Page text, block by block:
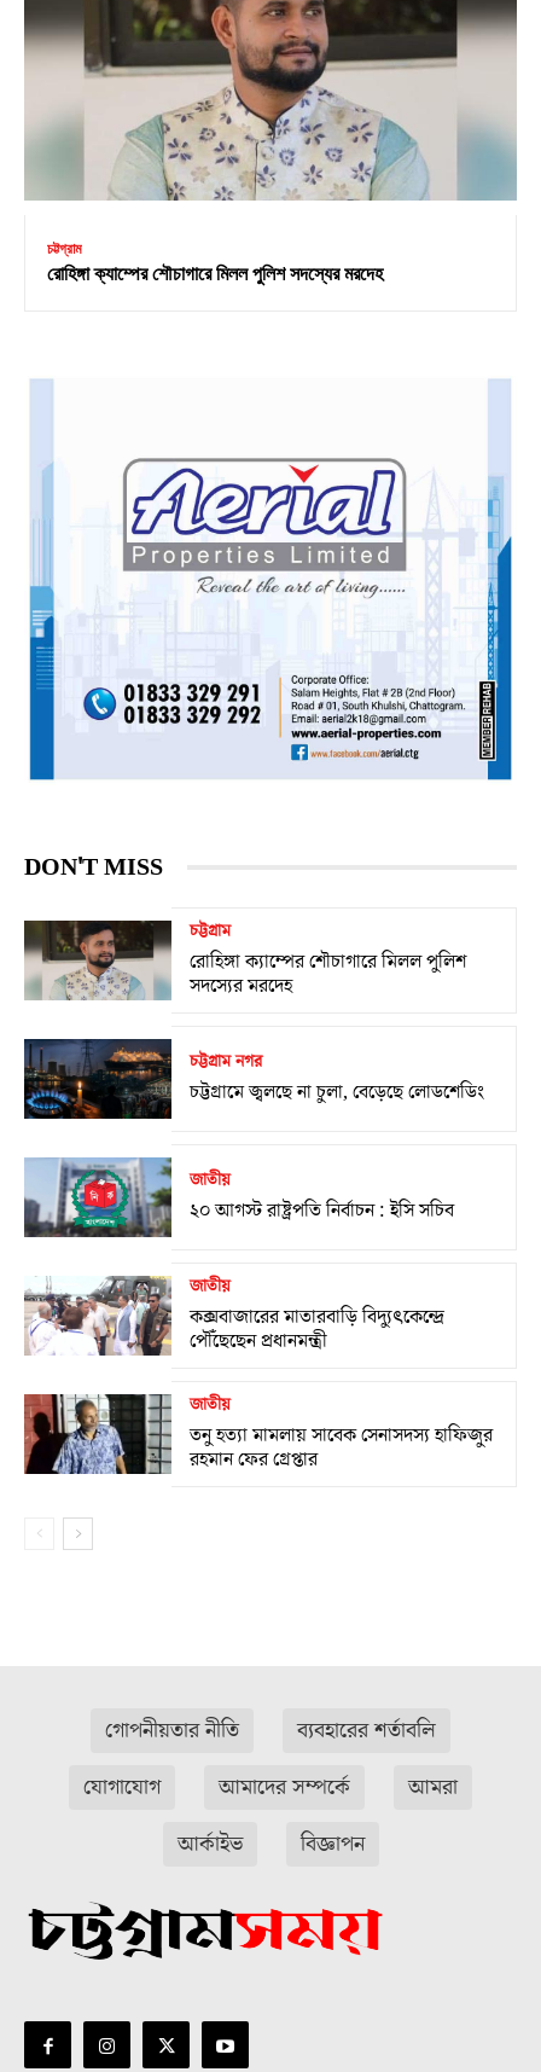
চট্টগ্রাম
রোহিঙ্গা ক্যাম্পের শৌচাগারে মিলল পুলিশ সদস্যের মরদেহ
DON'T MISS
চট্টগ্রাম
রোহিঙ্গা ক্যাম্পের শৌচাগারে মিলল পুলিশ
সদস্যের মরদেহ
চট্টগ্রাম নগর
চট্টগ্রামে জ্বলছে না চুলা, বেড়েছে লোডশেডিং
জাতীয়
২০ আগস্ট রাষ্ট্রপতি নির্বাচন : ইসি সচিব
জাতীয়
কক্সবাজারের মাতারবাড়ি বিদ্যুৎকেন্দ্রে
পৌঁছেছেন প্রধানমন্ত্রী
জাতীয়
তনু হত্যা মামলায় সাবেক সেনাসদস্য হাফিজুর
রহমান ফের গ্রেপ্তার
গোপনীয়তার নীতি
ব্যবহারের শর্তাবলি
যোগাযোগ
আমাদের সম্পর্কে
আমরা
আর্কাইভ
বিজ্ঞাপন